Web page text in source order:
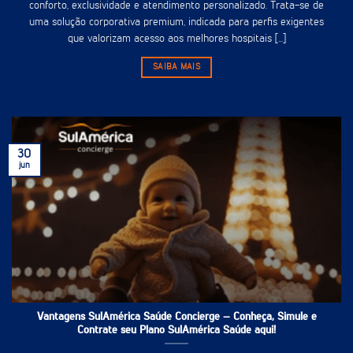
conforto, exclusividade e atendimento personalizado. Trata-se de
uma solução corporativa premium, indicada para perfis exigentes
que valorizam acesso aos melhores hospitais [...]
SAIBA MAIS
Vantagens SulAmérica Saúde Concierge – Conheça, Simule e
Contrate seu Plano SulAmérica Saúde aqui!
30
jun